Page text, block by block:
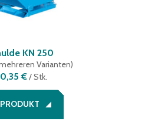
KN 250
Varianten)
€/ Stk.